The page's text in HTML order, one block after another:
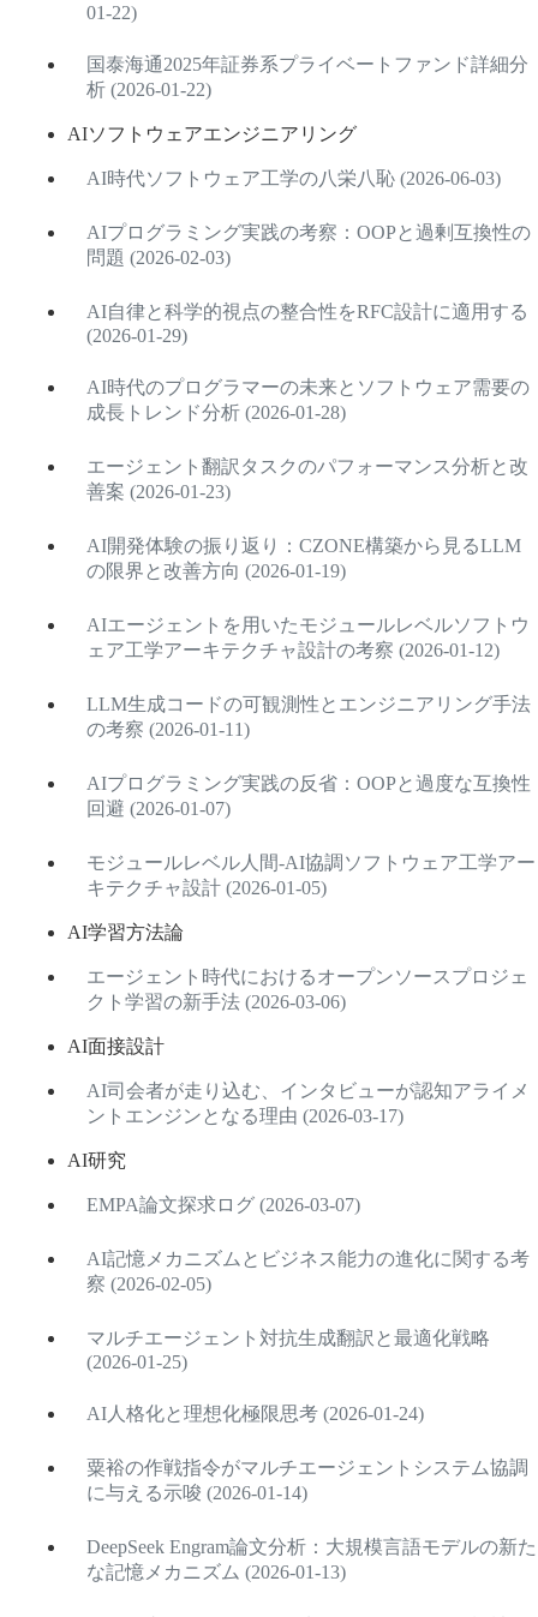
01-22)
国泰海通2025年証券系プライベートファンド詳細分
析 (2026-01-22)
AIソフトウェアエンジニアリング
AI時代ソフトウェア工学の八栄八恥 (2026-06-03)
AIプログラミング実践の考察：OOPと過剰互換性の
問題 (2026-02-03)
AI自律と科学的視点の整合性をRFC設計に適用する
(2026-01-29)
AI時代のプログラマーの未来とソフトウェア需要の
成長トレンド分析 (2026-01-28)
エージェント翻訳タスクのパフォーマンス分析と改
善案 (2026-01-23)
AI開発体験の振り返り：CZONE構築から見るLLM
の限界と改善方向 (2026-01-19)
AIエージェントを用いたモジュールレベルソフトウ
ェア工学アーキテクチャ設計の考察 (2026-01-12)
LLM生成コードの可観測性とエンジニアリング手法
の考察 (2026-01-11)
AIプログラミング実践の反省：OOPと過度な互換性
回避 (2026-01-07)
モジュールレベル人間-AI協調ソフトウェア工学アー
キテクチャ設計 (2026-01-05)
AI学習方法論
エージェント時代におけるオープンソースプロジェ
クト学習の新手法 (2026-03-06)
AI面接設計
AI司会者が走り込む、インタビューが認知アライメ
ントエンジンとなる理由 (2026-03-17)
AI研究
EMPA論文探求ログ (2026-03-07)
AI記憶メカニズムとビジネス能力の進化に関する考
察 (2026-02-05)
マルチエージェント対抗生成翻訳と最適化戦略
(2026-01-25)
AI人格化と理想化極限思考 (2026-01-24)
粟裕の作戦指令がマルチエージェントシステム協調
に与える示唆 (2026-01-14)
DeepSeek Engram論文分析：大規模言語モデルの新た
な記憶メカニズム (2026-01-13)